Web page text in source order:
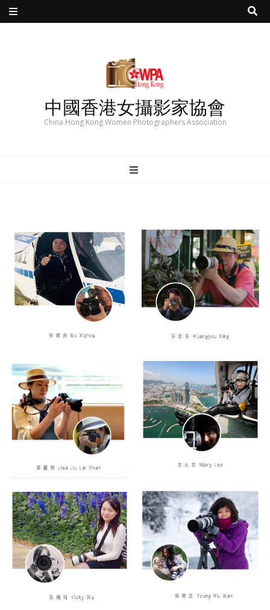
中國香港女攝影家協會
China Hong Kong Women Photographers Association